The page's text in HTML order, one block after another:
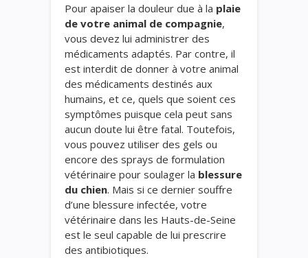
Pour apaiser la douleur due à la plaie
de votre animal de compagnie,
vous devez lui administrer des
médicaments adaptés. Par contre, il
est interdit de donner à votre animal
des médicaments destinés aux
humains, et ce, quels que soient ces
symptômes puisque cela peut sans
aucun doute lui être fatal. Toutefois,
vous pouvez utiliser des gels ou
encore des sprays de formulation
vétérinaire pour soulager la blessure
du chien. Mais si ce dernier souffre
d’une blessure infectée, votre
vétérinaire dans les Hauts-de-Seine
est le seul capable de lui prescrire
des antibiotiques.